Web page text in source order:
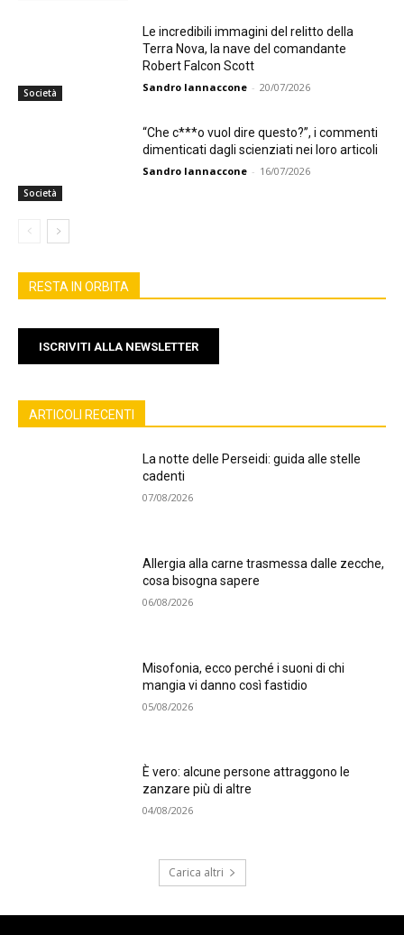
Società
Le incredibili immagini del relitto della
Terra Nova, la nave del comandante
Robert Falcon Scott
Sandro Iannaccone - 20/07/2026
Società
“Che c***o vuol dire questo?”, i commenti
dimenticati dagli scienziati nei loro articoli
Sandro Iannaccone - 16/07/2026
RESTA IN ORBITA
ISCRIVITI ALLA NEWSLETTER
ARTICOLI RECENTI
La notte delle Perseidi: guida alle stelle
cadenti
07/08/2026
Allergia alla carne trasmessa dalle zecche,
cosa bisogna sapere
06/08/2026
Misofonia, ecco perché i suoni di chi
mangia vi danno così fastidio
05/08/2026
È vero: alcune persone attraggono le
zanzare più di altre
04/08/2026
Carica altri